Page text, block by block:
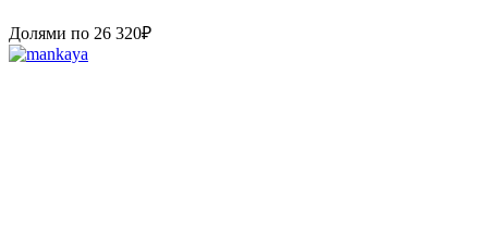
Долями по 26 320₽